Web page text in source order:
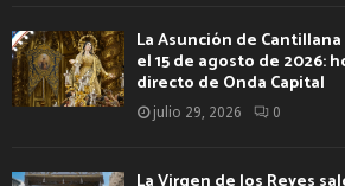
La Asunción de
el 15 de agosto de 2026:
directo de Onda Capital
julio 29, 2026 0